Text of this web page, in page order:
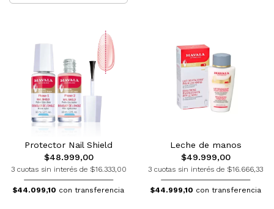
Protector Nail Shield
$48.999,00
3 cuotas sin interés de $16.333,00
$44.099,10 con transferencia
Leche de manos
$49.999,00
3 cuotas sin interés de $16.666,33
$44.999,10 con transferencia